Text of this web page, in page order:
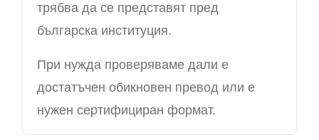
трябва да се представят пред
българска институция.
При нужда проверяваме дали е
достатъчен обикновен превод или е
нужен сертифициран формат.